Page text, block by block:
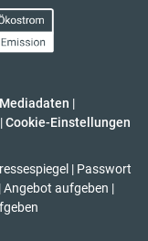
Mediadaten |
| Cookie-Einstellungen
| Passwort
| Angebot aufgeben |